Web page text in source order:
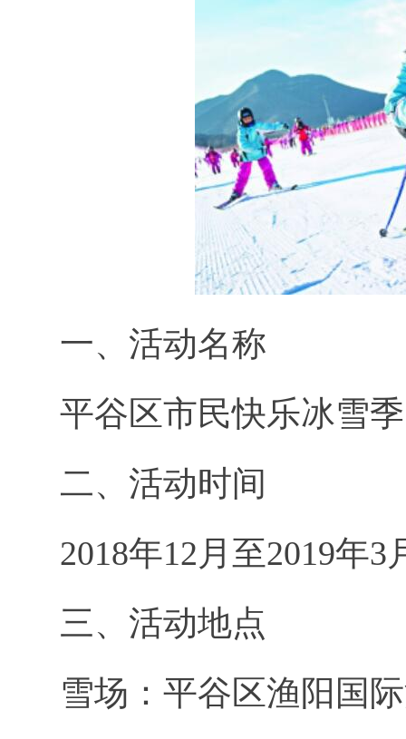
一、活动名称
平谷区市民快乐冰雪季
二、活动时间
2018年12月至2019年3
三、活动地点
雪场：平谷区渔阳国